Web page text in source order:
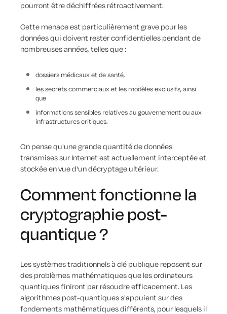
pourront être déchiffrées rétroactivement.
Cette menace est particulièrement grave pour les
données qui doivent rester confidentielles pendant de
nombreuses années, telles que :
dossiers médicaux et de santé,
les secrets commerciaux et les modèles exclusifs, ainsi
que
informations sensibles relatives au gouvernement ou aux
infrastructures critiques.
On pense qu'une grande quantité de données
transmises sur Internet est actuellement interceptée et
stockée en vue d'un décryptage ultérieur.
Comment fonctionne la
cryptographie post-
quantique ?
Les systèmes traditionnels à clé publique reposent sur
des problèmes mathématiques que les ordinateurs
quantiques finiront par résoudre efficacement. Les
algorithmes post-quantiques s'appuient sur des
fondements mathématiques différents, pour lesquels il